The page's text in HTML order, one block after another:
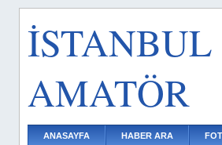
İSTANBUL
AMATÖR
ANASAYFA HABER ARA